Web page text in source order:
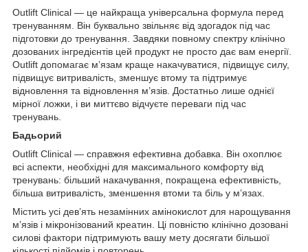
Outlift Clinical — це найкраща універсальна формула перед
тренуванням. Він буквально звільняє від здогадок під час
підготовки до тренування. Завдяки повному спектру клінічно
дозованих інгредієнтів цей продукт не просто дає вам енергії.
Outlift допомагає м’язам краще накачуватися, підвищує силу,
підвищує витривалість, зменшує втому та підтримує
відновлення та відновлення м’язів. Достатньо лише однієї
мірної ложки, і ви миттєво відчуєте переваги під час
тренувань.
Бадьорий
Outlift Clinical — справжня ефективна добавка. Він охоплює
всі аспекти, необхідні для максимального комфорту від
тренувань: більший накачування, покращена ефективність,
більша витривалість, зменшення втоми та біль у м’язах.
Містить усі дев’ять незамінних амінокислот для нарощування
м’язів і мікронізований креатин. Ці повністю клінічно дозовані
силові фактори підтримують вашу мету досягати більшої